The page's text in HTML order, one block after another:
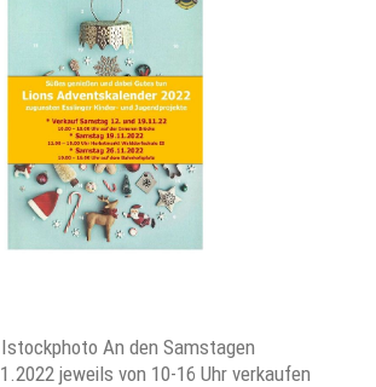
An den Samstagen
jeweils von 10-16 Uhr verkaufen